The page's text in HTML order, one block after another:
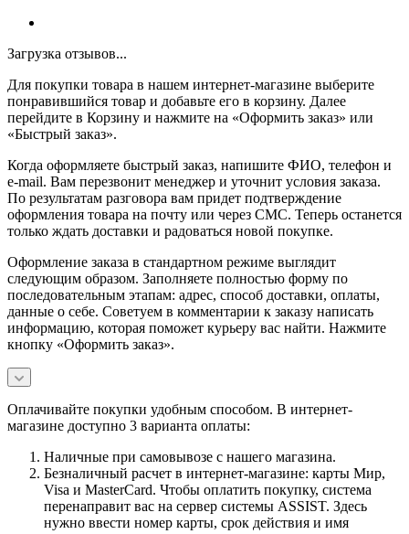
Загрузка отзывов...
Для покупки товара в нашем интернет-магазине выберите
понравившийся товар и добавьте его в корзину. Далее
перейдите в Корзину и нажмите на «Оформить заказ» или
«Быстрый заказ».
Когда оформляете быстрый заказ, напишите ФИО, телефон и
e-mail. Вам перезвонит менеджер и уточнит условия заказа.
По результатам разговора вам придет подтверждение
оформления товара на почту или через СМС. Теперь останется
только ждать доставки и радоваться новой покупке.
Оформление заказа в стандартном режиме выглядит
следующим образом. Заполняете полностью форму по
последовательным этапам: адрес, способ доставки, оплаты,
данные о себе. Советуем в комментарии к заказу написать
информацию, которая поможет курьеру вас найти. Нажмите
кнопку «Оформить заказ».
Оплачивайте покупки удобным способом. В интернет-
магазине доступно 3 варианта оплаты:
Наличные при самовывозе с нашего магазина.
Безналичный расчет в интернет-магазине: карты Мир,
Visa и MasterCard. Чтобы оплатить покупку, система
перенаправит вас на сервер системы ASSIST. Здесь
нужно ввести номер карты, срок действия и имя